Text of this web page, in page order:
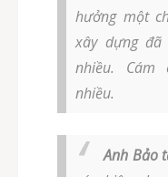
hưởng một
xây dựng
nhiều. Cám
nhiều.
Anh Bảo